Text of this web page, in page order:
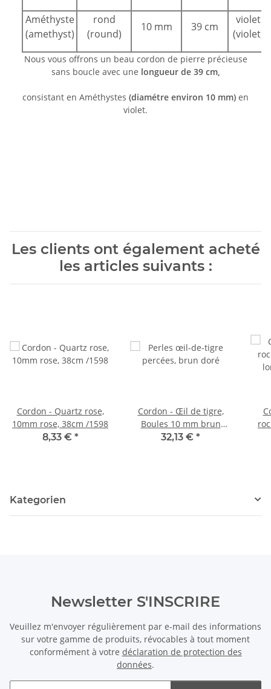
Améthyste
(amethyst)
rond
(round)
10 mm 39 cm
violet
(violet)
Nous vous offrons un beau cordon de pierre précieuse
sans boucle avec une longueur de 39 cm,
consistant en Améthystes (diamétre environ 10 mm) en
violet.
Les clients ont également acheté
les articles suivants :
Cordon - Quartz rose,
10mm rose, 38cm /1598
8,33 € *
Cordon - Œil de tigre,
Boules 10 mm brun
doré, longueur 37,5 cm
32,13 € *
Kategorien
Newsletter S'INSCRIRE
Veuillez m'envoyer régulièrement par e-mail des informations
sur votre gamme de produits, révocables à tout moment
conformément à votre déclaration de protection des
données.